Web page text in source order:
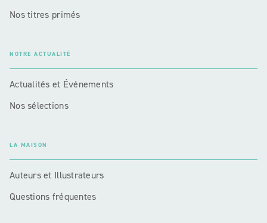
Nos titres primés
NOTRE ACTUALITÉ
Actualités et Événements
Nos sélections
LA MAISON
Auteurs et Illustrateurs
Questions fréquentes